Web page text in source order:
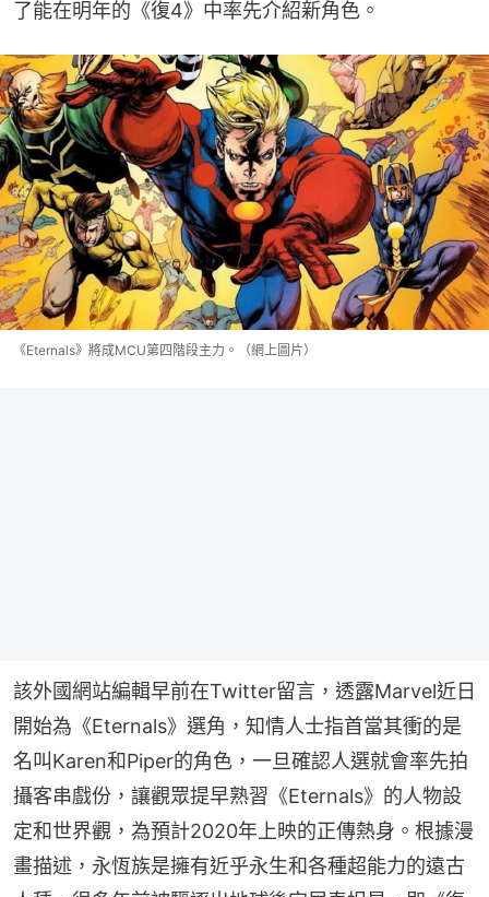
了能在明年的《復4》中率先介紹新角色。
《Eternals》將成MCU第四階段主力。（網上圖片）
該外國網站編輯早前在Twitter留言，透露Marvel近日
開始為《Eternals》選角，知情人士指首當其衝的是
名叫Karen和Piper的角色，一旦確認人選就會率先拍
攝客串戲份，讓觀眾提早熟習《Eternals》的人物設
定和世界觀，為預計2020年上映的正傳熱身。根據漫
畫描述，永恆族是擁有近乎永生和各種超能力的遠古